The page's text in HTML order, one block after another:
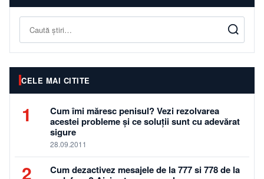
CELE MAI CITITE
1
Cum îmi măresc penisul? Vezi rezolvarea
acestei probleme și ce soluții sunt cu adevărat
sigure
28.09.2011
2
Cum dezactivez mesajele de la 777 si 778 de la